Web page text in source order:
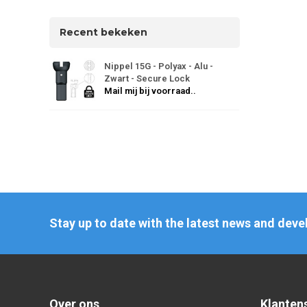
Recent bekeken
Nippel 15G - Polyax - Alu -
Zwart - Secure Lock
Mail mij bij voorraad..
Stay up to date with the latest news and
Over ons